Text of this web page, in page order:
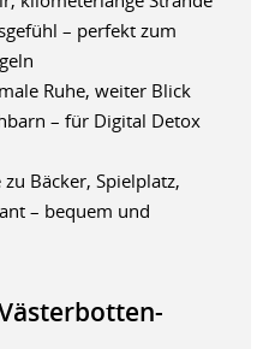
– perfekt zum
Ruhe, weiter Blick
– für Digital Detox
zu Bäcker, Spielplatz,
– bequem und